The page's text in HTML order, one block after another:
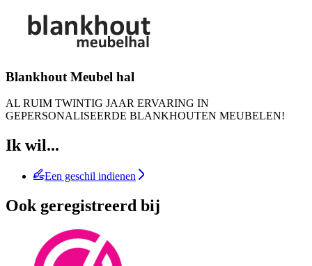
Blankhout Meubel hal
AL RUIM TWINTIG JAAR ERVARING IN
GEPERSONALISEERDE BLANKHOUTEN MEUBELEN!
Ik wil...
Een geschil indienen
Ook geregistreerd bij